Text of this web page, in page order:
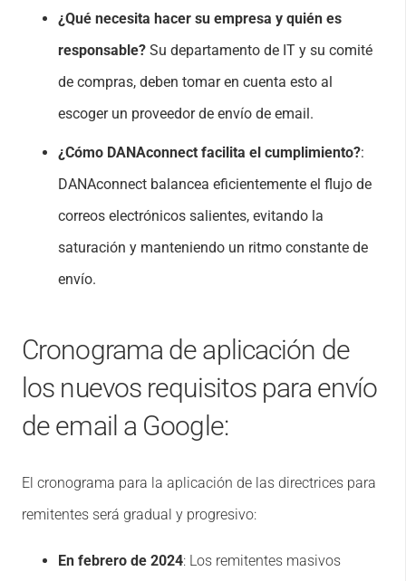
¿Qué necesita hacer su empresa y quién es
responsable? Su departamento de IT y su comité
de compras, deben tomar en cuenta esto al
escoger un proveedor de envío de email.
¿Cómo DANAconnect facilita el cumplimiento?:
DANAconnect balancea eficientemente el flujo de
correos electrónicos salientes, evitando la
saturación y manteniendo un ritmo constante de
envío.
Cronograma de aplicación de
los nuevos requisitos para envío
de email a Google:
El cronograma para la aplicación de las directrices para
remitentes será gradual y progresivo:
En febrero de 2024: Los remitentes masivos